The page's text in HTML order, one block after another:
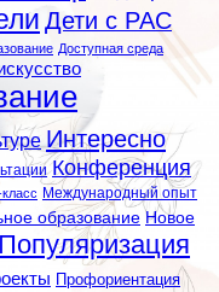
Дети с РАС
Доступная среда
Интересно
Конференция
Международный опыт
образование Новое
Популяризация
Профориентация